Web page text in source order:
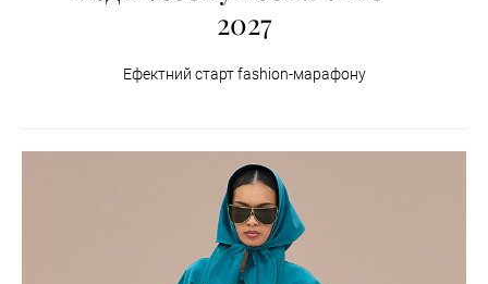
2027
Ефектний старт fashion-марафону